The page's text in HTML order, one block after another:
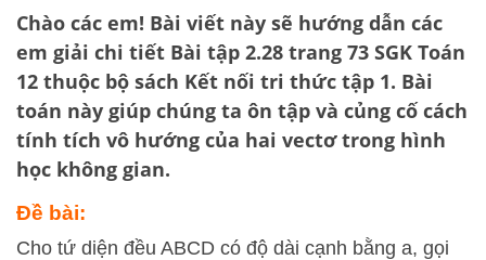
Chào các em! Bài viết này sẽ hướng dẫn các
em giải chi tiết Bài tập 2.28 trang 73 SGK Toán
12 thuộc bộ sách Kết nối tri thức tập 1. Bài
toán này giúp chúng ta ôn tập và củng cố cách
tính tích vô hướng của hai vectơtrong hình
học không gian.
Đề bài:
Cho tứ diện đều ABCD có độ dài cạnh bằng a, gọi